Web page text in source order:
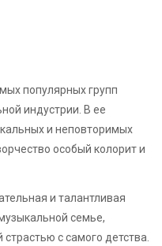
популярных групп
индустрии. В ее
и неповторимых
особый колорит и
и талантливая
семье,
с самого детства.